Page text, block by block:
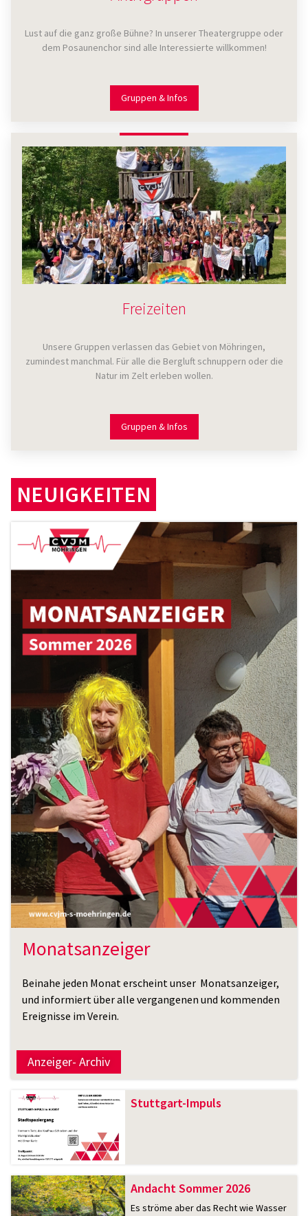
Lust auf die ganz große Bühne? In unserer Theatergruppe oder
dem Posaunenchor sind alle Interessierte willkommen!
Gruppen & Infos
Freizeiten
Unsere Gruppen verlassen das Gebiet von Möhringen,
zumindest manchmal. Für alle die Bergluft schnuppern oder die
Natur im Zelt erleben wollen.
Gruppen & Infos
NEUIGKEITEN
Monatsanzeiger
Beinahe jeden Monat erscheint unser Monatsanzeiger,
und informiert über alle vergangenen und kommenden
Ereignisse im Verein.
Anzeiger- Archiv
Stuttgart-Impuls
Andacht Sommer 2026
Es ströme aber das Recht wie Wasser